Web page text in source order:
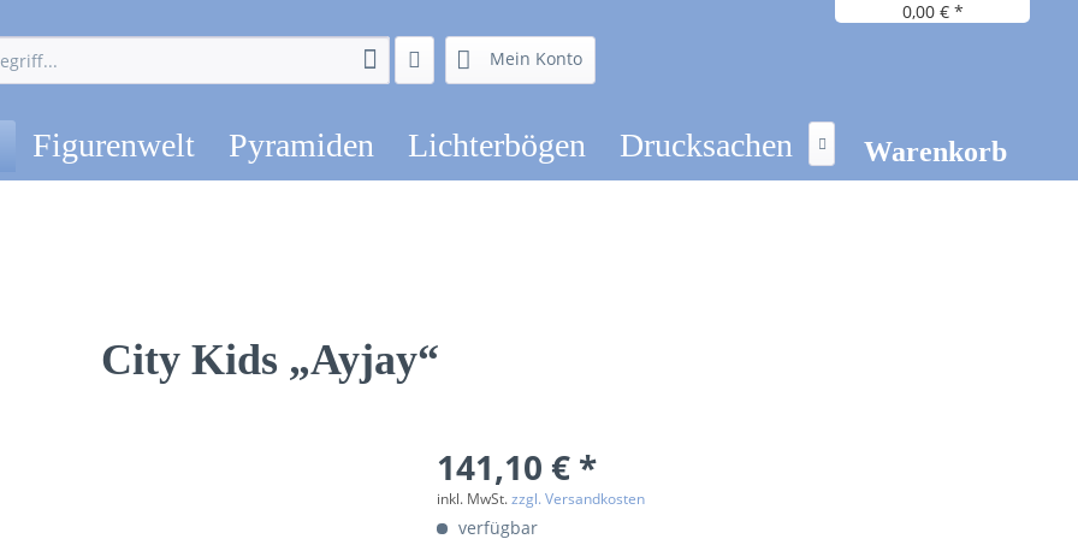
Mein Konto
Figurenwelt Pyramiden Lichterbögen Drucksachen 
0,00 € *
Warenkorb
City Kids „Ayjay“
141,10 € *
inkl. MwSt.zzgl. Versandkosten
verfügbar